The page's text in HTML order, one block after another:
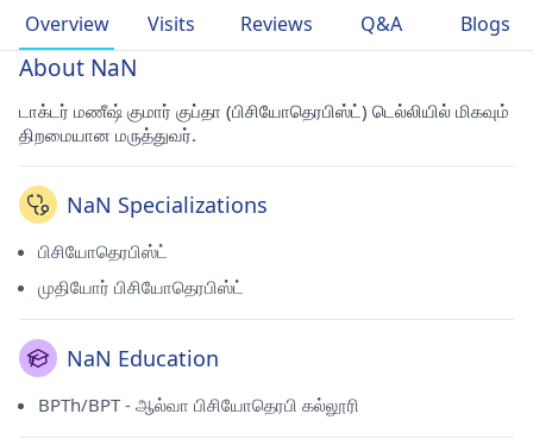
Overview Visits Reviews Q&A Blogs
About NaN
டாக்டர் மணீஷ் குமார் குப்தா (பிசியோதெரபிஸ்ட்) டெல்லியில் மிகவும்
திறமையான மருத்துவர்.
NaN Specializations
பிசியோதெரபிஸ்ட்
முதியோர் பிசியோதெரபிஸ்ட்
NaN Education
BPTh/BPT - ஆல்வா பிசியோதெரபி கல்லூரி